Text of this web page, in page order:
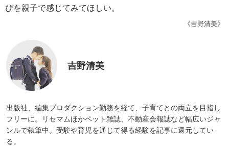
びを親子で感じてみてほしい。
《吉野清美》
吉野清美
出版社、編集プロダクション勤務を経て、子育てとの両立を目指し
フリーに。リセマムほかペット雑誌、不動産会報誌など幅広いジャ
ンルで執筆中。受験や育児を通じて得る経験を記事に還元してい
る。